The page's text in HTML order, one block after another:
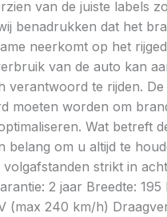
van de juiste labels
benadrukken dat het
neerkomt op het
van de auto kan
verantwoord te rijden.
moeten worden om
Wat betreft
belang om u altijd te
strikt in
2 jaar Breedte:
(max 240 km/h)